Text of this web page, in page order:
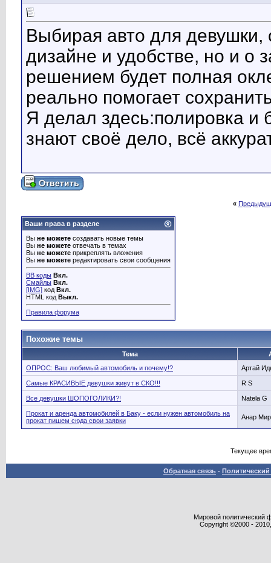
Выбирая авто для девушки,
дизайне и удобстве, но и о
решением будет полная
реально помогает
Я делал здесь:полировка
знают своё дело, всё
«
Ваши права в разделе
Вы не можете создавать новые темы
Вы не можете отвечать в темах
Вы не можете прикреплять вложения
Вы не можете редактировать свои сообщения
BB коды Вкл.
Смайлы Вкл.
[IMG] код Вкл.
HTML код Выкл.
Правила форума
Похожие темы
Тема
ОПРОС: Ваш любимый автомобиль и почему!?
Артай
Самые КРАСИВЫЕ девушки живут в СКО!!! R S
Все девушки ШОПОГОЛИКИ?! Natela G
Прокат и аренда автомобилей в Баку - если нужен автомобиль на
прокат пишем сюда свои заявки
Анар
Текущее
Обратная связь -
Мировой политический
Copyright ©2000 -